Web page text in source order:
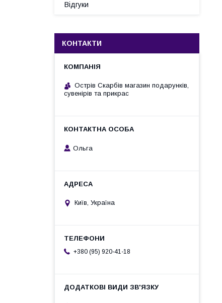
Відгуки
КОНТАКТИ
Острів Скарбів магазин подарунків,
сувенірів та прикрас
Ольга
Київ, Україна
+380 (95) 920-41-18